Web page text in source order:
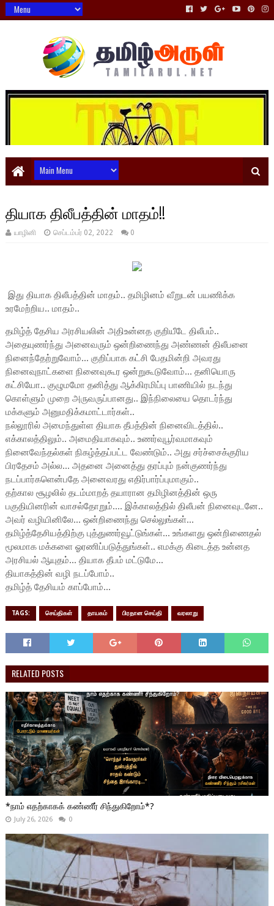
தியாக திலீபத்தின் மாதம்!!
யாழினி செப்டம்பர் 02, 2022 0
இது தியாக திலீபத்தின் மாதம்.. தமிழினம் வீறுடன் பயணிக்க
உரமேற்றிய.. மாதம்..
தமிழ்த் தேசிய அரசியலின் அதிஉன்னத குறியீடே திலீபம்..
அதையுணர்ந்து அனைவரும் ஒன்றிணைந்து அண்ணன் திலீபனை
நினைந்தேற்றுவோம்... குறிப்பாக கட்சி பேதமின்றி அவரது
நினைவுநாட்களை நினைவுகூர ஒன்றுகூடுவோம்... தனியொரு
கட்சியோ.. குழுமமோ தனித்து ஆக்கிரமிப்பு பாணியில் நடந்து
கொள்ளும் முறை அருவருப்பானது.. இந்நிலையை தொடர்ந்து
மக்களும் அனுமதிக்கமாட்டார்கள்..
நல்லூரில் அமைந்துள்ள தியாக தீபத்தின் நினைவிடத்தில்..
எக்காலத்திலும்.. அமைதியாகவும்.. உணர்வுபூர்வமாகவும்
நினைவேந்தல்கள் நிகழ்த்தப்பட்ட வேண்டும்.. அது சர்ச்சைக்குரிய
பிரதேசம் அல்ல... அதனை அனைத்து தரப்பும் நன்குணர்ந்து
நடப்பார்களென்பதே அனைவரது எதிர்பார்ப்புமாகும்..
தற்கால சூழலில் தடம்மாறத் தயாரான தமிழினத்தின் ஒரு
பகுதியினரின் வாசல்தோறும்.... இக்காலத்தில் திலீபன் நினைவுடனே..
அவர் வழியினிலே... ஒன்றிணைந்து செல்லுங்கள்...
தமிழ்த்தேசியத்திற்கு புத்துணர்வூட்டுங்கள்... உங்களது ஒன்றிணைதல்
மூலமாக மக்களை ஓரணிப்படுத்துங்கள்.. எமக்கு கிடைத்த உன்னத
அரசியல் ஆயுதம்... தியாக தீபம் மட்டுமே...
தியாகத்தின் வழி நடப்போம்..
தமிழ்த் தேசியம் காப்போம்...
TAGS: செய்திகள் தாயகம் பிரதான செய்தி வரலாறு
RELATED POSTS
*நாம் எதற்காகக் கண்ணீர் சிந்துகிறோம்*?
July 26, 2026 0